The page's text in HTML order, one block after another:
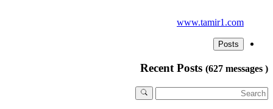
www.tamir1.com
Posts
Recent Posts (627 messages )